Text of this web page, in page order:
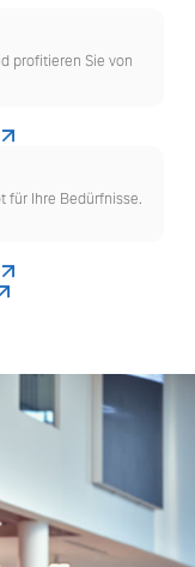
profitieren Sie von
für Ihre Bedürfnisse.